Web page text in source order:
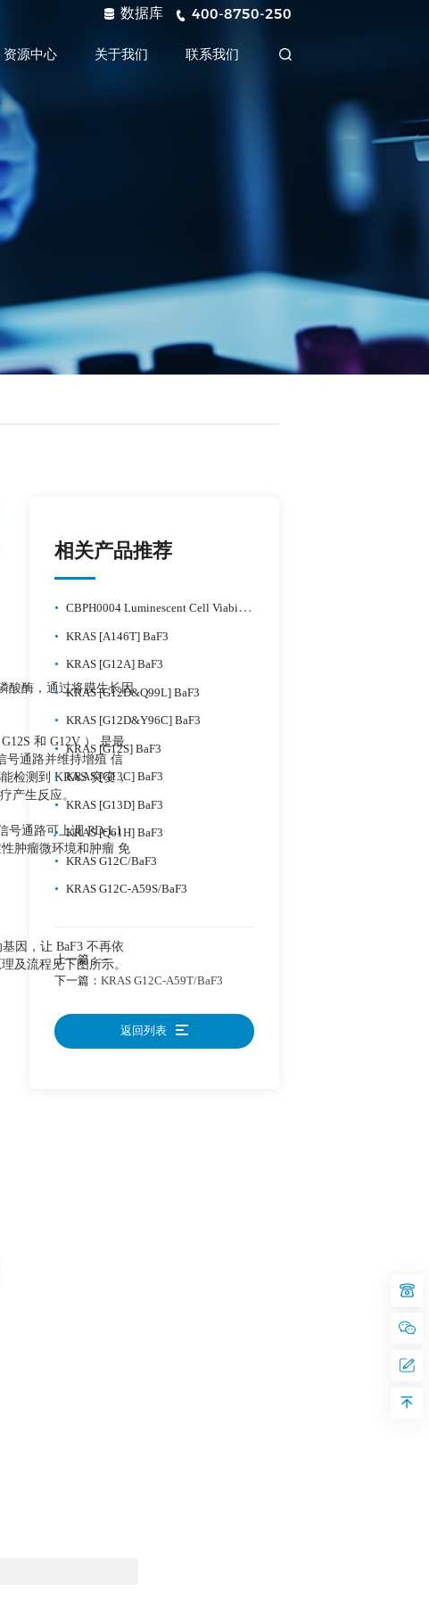
数据库 400-8750-250
资源中心 关于我们 联系我们
酸酶，通过将膜生长因
和 G12V ） 是最
号通路并维持增殖 信
检测到 KRAS 突变，
产生反应。
号通路可上调 PD-L1
肿瘤微环境和肿瘤 免
因，让 BaF3 不再依
及流程见下图所示。
相关产品推荐
• CBPH0004 Luminescent Cell Viability Detection Kit
• KRAS [A146T] BaF3
• KRAS [G12A] BaF3
• KRAS [G12D&Q99L] BaF3
• KRAS [G12D&Y96C] BaF3
• KRAS [G12S] BaF3
• KRAS [G13C] BaF3
• KRAS [G13D] BaF3
• KRAS [Q61H] BaF3
• KRAS G12C/BaF3
• KRAS G12C-A59S/BaF3
上一篇：--
下一篇： KRAS G12C-A59T/BaF3
返回列表